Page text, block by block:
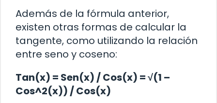
Además de la fórmula anterior,
existen otras formas de calcular la
tangente, como utilizando la relación
entre seno y coseno:
Tan(x) = Sen(x) / Cos(x) = √(1 –
Cos^2(x)) / Cos(x)